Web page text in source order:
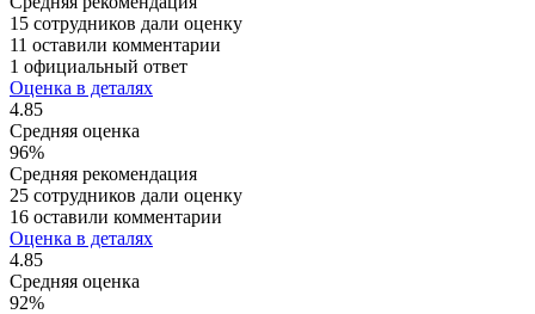
15 сотрудников дали оценку
11 оставили комментарии
1 официальный ответ
Оценка в деталях
4.85
Средняя оценка
96%
Средняя рекомендация
25 сотрудников дали оценку
16 оставили комментарии
Оценка в деталях
4.85
Средняя оценка
92%